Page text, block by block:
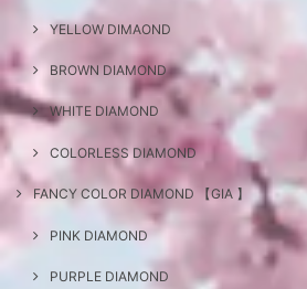
YELLOW DIMAOND
BROWN DIAMOND
WHITE DIAMOND
COLORLESS DIAMOND
FANCY COLOR DIAMOND 【GIA 】
PINK DIAMOND
PURPLE DIAMOND